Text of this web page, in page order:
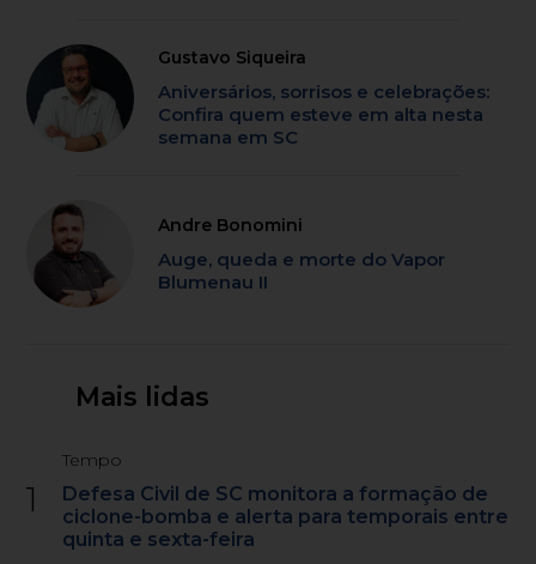
Gustavo Siqueira
Aniversários, sorrisos e celebrações:
Confira quem esteve em alta nesta
semana em SC
Andre Bonomini
Auge, queda e morte do Vapor
Blumenau II
Mais lidas
1
Tempo
Defesa Civil de SC monitora a formação de
ciclone-bomba e alerta para temporais entre
quinta e sexta-feira